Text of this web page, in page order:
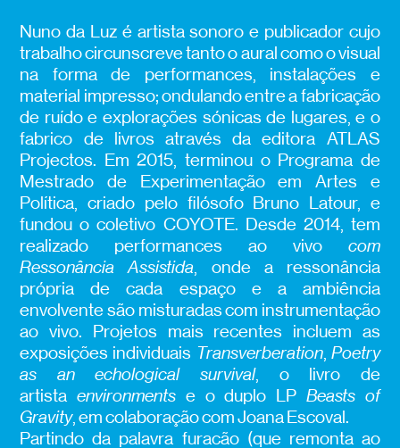
Nuno da Luz é artista sonoro e publicador cujo
trabalho circunscreve tanto o aural como o visual
na forma de performances, instalações e
material impresso; ondulando entre a fabricação
de ruído e explorações sónicas de lugares, e o
fabrico de livros através da editora ATLAS
Projectos. Em 2015, terminou o Programa de
Mestrado de Experimentação em Artes e
Política, criado pelo filósofo Bruno Latour, e
fundou o coletivo COYOTE. Desde 2014, tem
realizado performances ao vivo com
Ressonância Assistida, onde a ressonância
própria de cada espaço e a ambiência
envolvente são misturadas com instrumentação
ao vivo. Projetos mais recentes incluem as
exposições individuais Transverberation, Poetry
as an echological survival, o livro de
artistaenvironments e o duplo LP Beasts of
Gravity, em colaboração com Joana Escoval.
Partindo da palavra furacão (que remonta ao